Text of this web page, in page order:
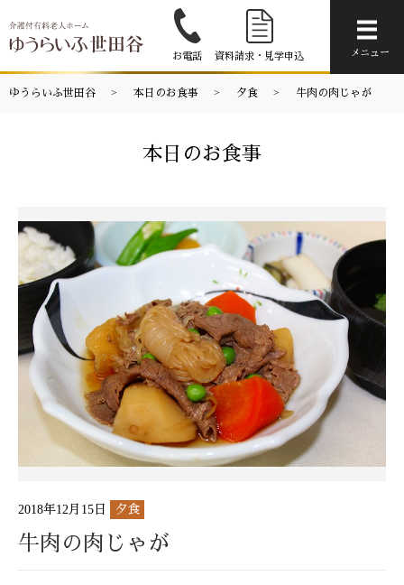
お電話 資料請求・見学申込 メニュー
ゆうらいふ世田谷 本日のお食事 夕食 牛肉の肉じゃが
本日のお食事
2018年12月15日 夕食
牛肉の肉じゃが